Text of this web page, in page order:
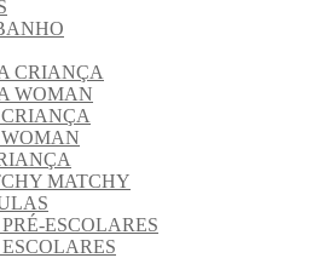
CRIANÇA
WOMAN
MATCHY
ESCOLARES